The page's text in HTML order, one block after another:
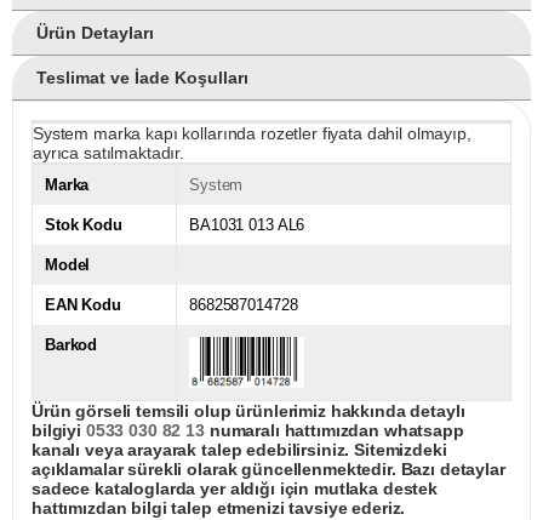
Ürün Detayları
Teslimat ve İade Koşulları
System marka kapı kollarında rozetler fiyata dahil olmayıp,
ayrıca satılmaktadır.
Marka System
Stok Kodu BA1031 013 AL6
Model
EAN Kodu 8682587014728
Barkod
Ürün görseli temsili olup ürünlerimiz hakkında detaylı
bilgiyi 0533 030 82 13numaralı hattımızdan whatsapp
kanalı veya arayarak talep edebilirsiniz. Sitemizdeki
açıklamalar sürekli olarak güncellenmektedir. Bazı detaylar
sadece kataloglarda yer aldığı için mutlaka destek
hattımızdan bilgi talep etmenizi tavsiye ederiz.